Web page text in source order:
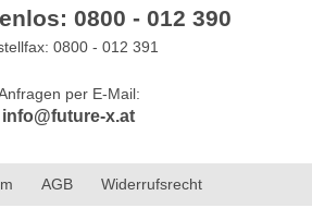
0800 - 012 390
0800 - 012 391
per E-Mail:
info@future-x.at
AGB Widerrufsrecht